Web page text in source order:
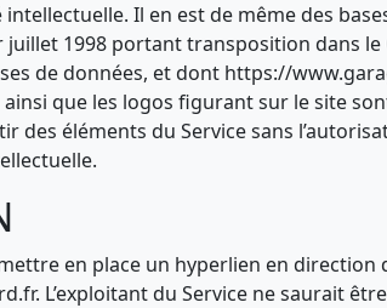
Il en est de même des
1998 portant transposition dans
de données, et dont https://
que les logos figurant sur le site
éléments du Service sans
en place un hyperlien en direction
L’exploitant du Service ne saurait